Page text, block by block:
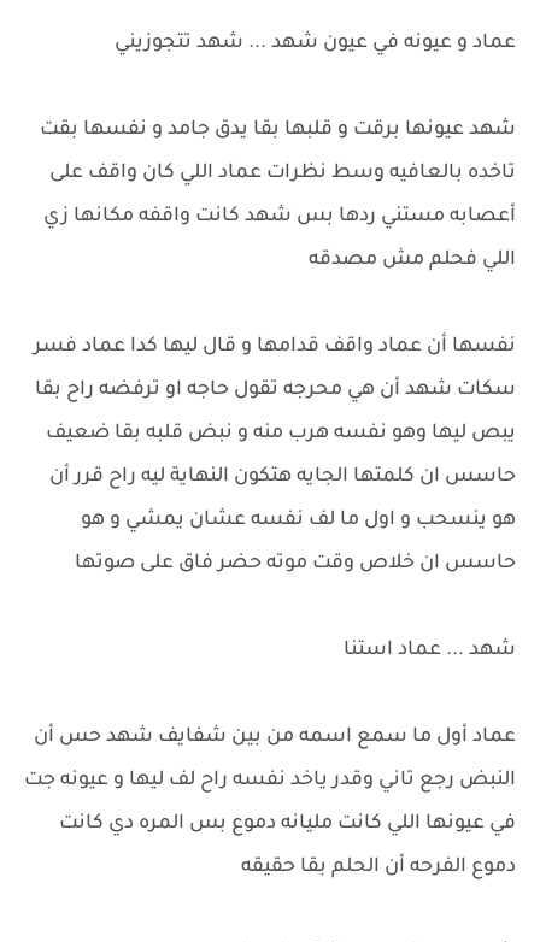
عماد و عيونه في عيون شهد ... شهد تتجوزيني
شهد عيونها برقت و قلبها بقا يدق جامد و نفسها بقت
تاخده بالعافيه وسط نظرات عماد اللي كان واقف على
أعصابه مستني ردها بس شهد كانت واقفه مكانها زي
اللي فحلم مش مصدقه
نفسها أن عماد واقف قدامها و قال ليها كدا عماد فسر
سكات شهد أن هي محرجه تقول حاجه او ترفضه راح بقا
يبص ليها وهو نفسه هرب منه و نبض قلبه بقا ضعيف
حاسس ان كلمتها الجايه هتكون النهاية ليه راح قرر أن
هو ينسحب و اول ما لف نفسه عشان يمشي و هو
حاسس ان خلاص وقت موته حضر فاق على صوتها
شهد ... عماد استنا
عماد أول ما سمع اسمه من بين شفايف شهد حس أن
النبض رجع تاني وقدر ياخد نفسه راح لف ليها و عيونه جت
في عيونها اللي كانت مليانه دموع بس المره دي كانت
دموع الفرحه أن الحلم بقا حقيقه